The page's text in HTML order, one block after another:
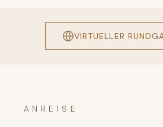
VIRTUELLER
ANREISE